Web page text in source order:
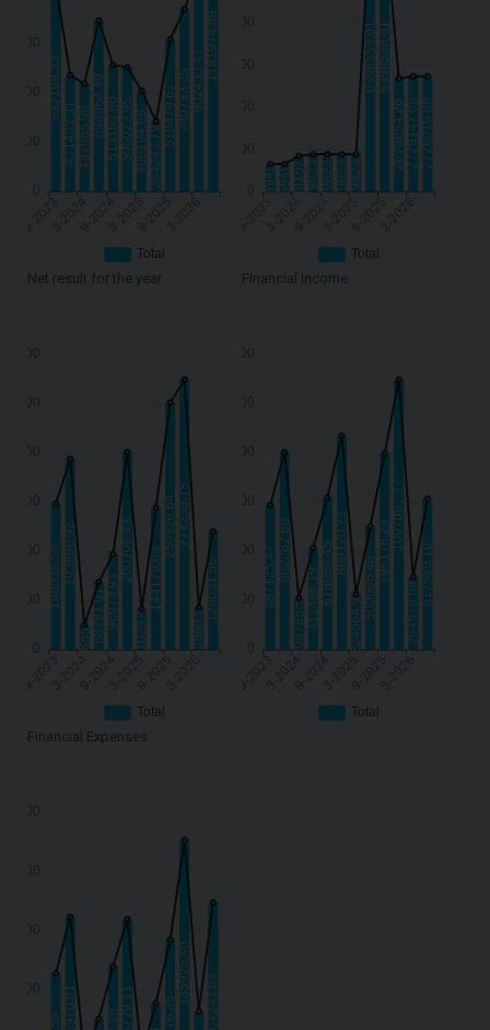
Net result for the year Financial Income
Financial Expenses